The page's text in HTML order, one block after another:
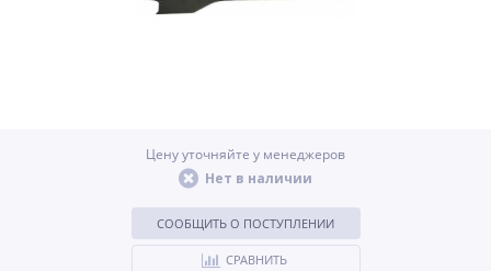
Цену уточняйте у менеджеров
Нет в наличии
СООБЩИТЬ О ПОСТУПЛЕНИИ
СРАВНИТЬ